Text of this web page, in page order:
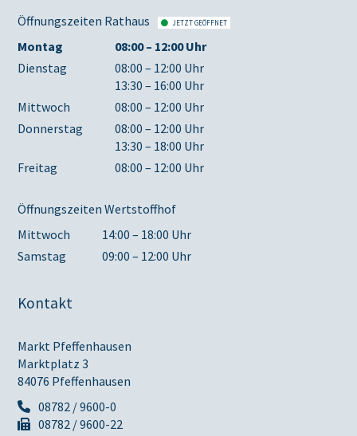
Öffnungszeiten Rathaus JETZT GEÖFFNET
Montag
08:00 – 12:00 Uhr
Dienstag
08:00 – 12:00 Uhr
13:30 – 16:00 Uhr
Mittwoch
08:00 – 12:00 Uhr
Donnerstag
08:00 – 12:00 Uhr
13:30 – 18:00 Uhr
Freitag
08:00 – 12:00 Uhr
Öffnungszeiten Wertstoffhof
Mittwoch
14:00 – 18:00 Uhr
Samstag
09:00 – 12:00 Uhr
Kontakt
Markt Pfeffenhausen
Marktplatz 3
84076 Pfeffenhausen
08782 / 9600-0
08782 / 9600-22